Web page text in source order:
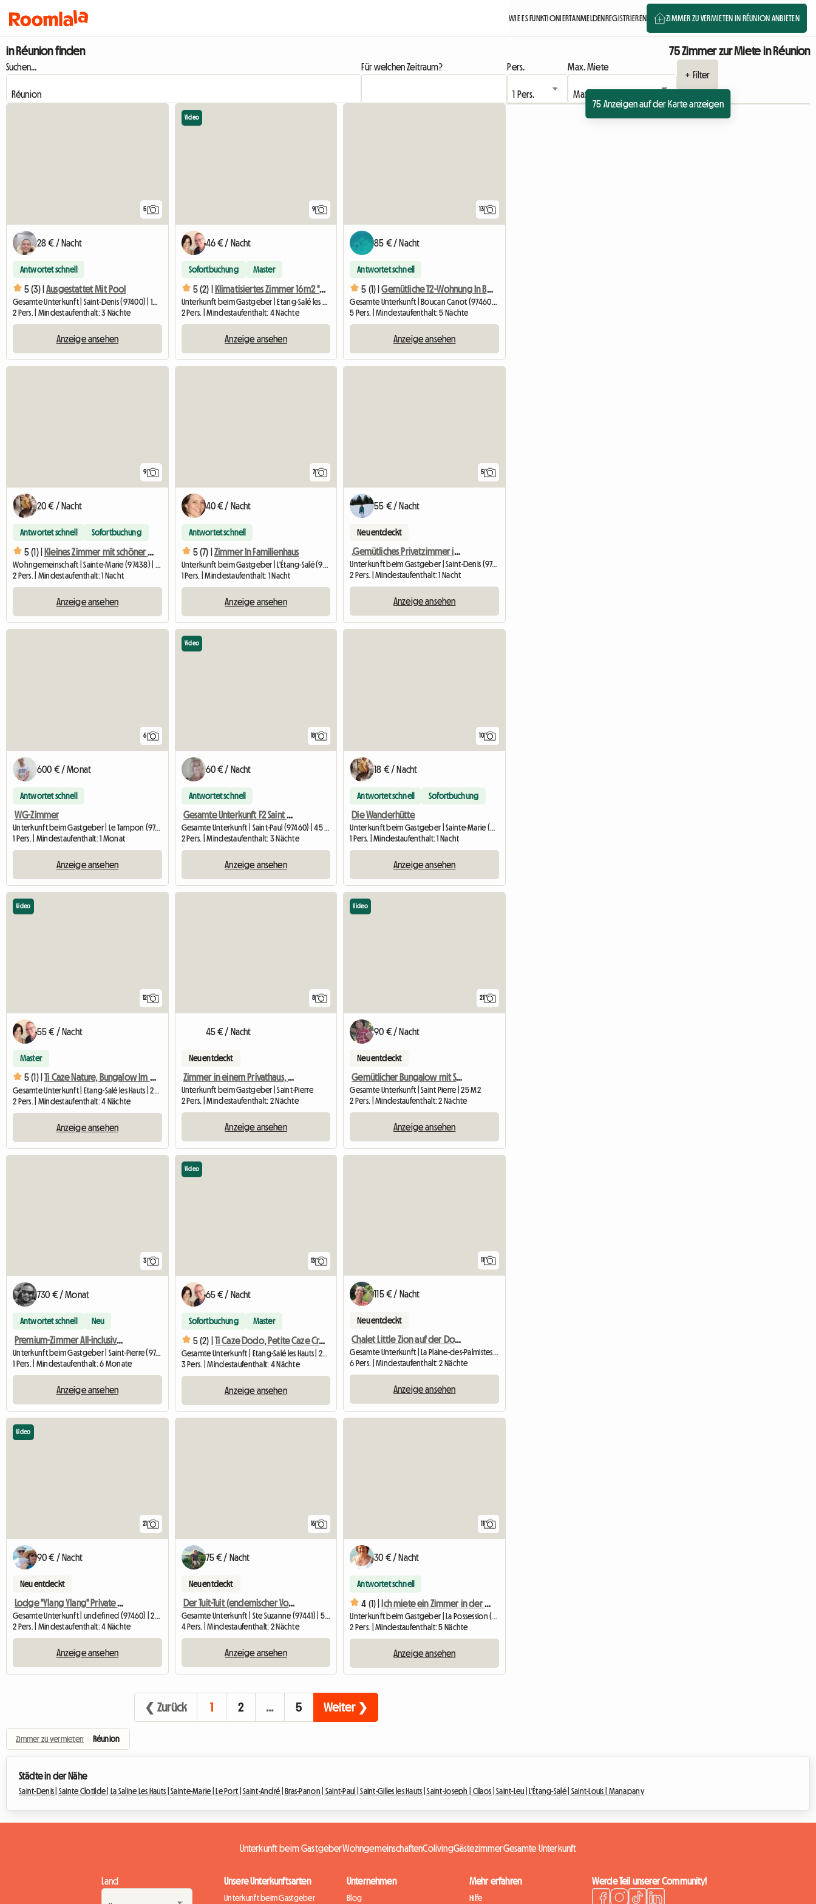
WIE ES FUNKTIONIERTANMELDENREGISTRIEREN ZIMMER ZU VERMIETEN IN RÉUNION ANBIETEN
in Réunion finden 75 Zimmer zur Miete in Réunion
Suchen... Für welchen Zeitraum? Pers.
Max. Miete
+ Filter
75 Anzeigen auf der Karte anzeigen
5
28 € / Nacht
Antwortet schnell
5 (3) | Ausgestattet Mit Pool
Gesamte Unterkunft | Saint-Denis (97400) | 14 M2
2 Pers. | Mindestaufenthalt: 3 Nächte
Anzeige ansehen
9
Video
46 € / Nacht
Sofortbuchung Master
5 (2) | Klimatisiertes Zimmer 16m2 "le Dodo Salé"
Unterkunft beim Gastgeber | Etang-Salé les Hauts | 16 M2
2 Pers. | Mindestaufenthalt: 4 Nächte
Anzeige ansehen
13
85 € / Nacht
Antwortet schnell
5 (1) | Gemütliche T2-Wohnung In Boucan Canot
Gesamte Unterkunft | Boucan Canot (97460) | 55 M2
5 Pers. | Mindestaufenthalt: 5 Nächte
Anzeige ansehen
9
20 € / Nacht
Antwortet schnell Sofortbuchung
5 (1) | Kleines Zimmer mit schöner Aussicht von der Terrasse
Wohngemeinschaft | Sainte-Marie (97438) | 12 M2
2 Pers. | Mindestaufenthalt: 1 Nacht
Anzeige ansehen
7
40 € / Nacht
Antwortet schnell
5 (7) | Zimmer In Familienhaus
Unterkunft beim Gastgeber | L'Étang-Salé (97427) | 40 M2
1 Pers. | Mindestaufenthalt: 1 Nacht
Anzeige ansehen
5
55 € / Nacht
Neu entdeckt
.Gemütliches Privatzimmer in Villa mit Whirlpool und Swimmingpool
Unterkunft beim Gastgeber | Saint-Denis (97400) | 20 M2
2 Pers. | Mindestaufenthalt: 1 Nacht
Anzeige ansehen
6
600 € / Monat
Antwortet schnell
WG-Zimmer
Unterkunft beim Gastgeber | Le Tampon (97430) | 9 M2
1 Pers. | Mindestaufenthalt: 1 Monat
Anzeige ansehen
18
Video
60 € / Nacht
Antwortet schnell
Gesamte Unterkunft F2 Saint Paul Zentrum
2 Pers. | Mindestaufenthalt: 3 Nächte
Anzeige ansehen
10
18 € / Nacht
Antwortet schnell Sofortbuchung
Die Wanderhütte
1 Pers. | Mindestaufenthalt: 1 Nacht
Anzeige ansehen
12
Video
55 € / Nacht
Master
5 (1) | Ti Caze Nature, Bungalow Im Schatten Des Baumes Des Reisenden
Gesamte Unterkunft | Etang-Salé les Hauts | 20 M2
2 Pers. | Mindestaufenthalt: 4 Nächte
Anzeige ansehen
8
45 € / Nacht
Neu entdeckt
Zimmer in einem Privathaus, Bamboo Line
Unterkunft beim Gastgeber | Saint-Pierre
2 Pers. | Mindestaufenthalt: 2 Nächte
Anzeige ansehen
21
Video
90 € / Nacht
Neu entdeckt
Gemütlicher Bungalow mit Spa und kostenloser Vorspeisenplatte
Gesamte Unterkunft | Saint Pierre | 25 M2
2 Pers. | Mindestaufenthalt: 2 Nächte
Anzeige ansehen
3
730 € / Monat
Antwortet schnell Neu
Premium-Zimmer All-inclusive – eigenes Bad – Saint-Pierre
Unterkunft beim Gastgeber | Saint-Pierre (97410) | 12 M2
1 Pers. | Mindestaufenthalt: 6 Monate
Anzeige ansehen
13
Video
65 € / Nacht
Sofortbuchung Master
5 (2) | Ti Caze Dodo, Petite Caze Creole
Gesamte Unterkunft | Etang-Salé les Hauts | 26 M2
3 Pers. | Mindestaufenthalt: 4 Nächte
Anzeige ansehen
11
115 € / Nacht
Neu entdeckt
Chalet Little Zion auf der Domaine de Baradoz
Gesamte Unterkunft | La Plaine-des-Palmistes (97431) | 65 M2
6 Pers. | Mindestaufenthalt: 2 Nächte
Anzeige ansehen
21
Video
90 € / Nacht
Neu entdeckt
Lodge "Ylang Ylang" Private Gite
Gesamte Unterkunft | undefined (97460) | 27 M2
2 Pers. | Mindestaufenthalt: 4 Nächte
Anzeige ansehen
16
75 € / Nacht
Neu entdeckt
Der Tuit-Tuit (endemischer Vogel der Insel)
Gesamte Unterkunft | Ste Suzanne (97441) | 54 M2
4 Pers. | Mindestaufenthalt: 2 Nächte
Anzeige ansehen
30 € / Nacht
Antwortet schnell
4 (1) | Ich miete ein Zimmer in der Wohnung, in der ich wohne.
Unterkunft beim Gastgeber | La Possession (97419) | 9 M2
2 Pers. | Mindestaufenthalt: 5 Nächte
Anzeige ansehen
❮ Zurück 1 2 … 5 Weiter ❯
Zimmer zu vermieten › Réunion
Städte in der Nähe
Saint-Denis | Sainte Clotilde | La Saline Les Hauts |Sainte-Marie | Le Port |Saint-André | Bras-Panon | Saint-Paul |Saint-Gilles les Hauts |Saint-Joseph | Cilaos |Saint-Leu | L'Étang-Salé | Saint-Louis | Manapany
Unterkunft beim GastgeberWohngemeinschaftenColivingGästezimmerGesamte Unterkunft
Land Unsere Unterkunftsarten
Unterkunft beim Gastgeber
Unternehmen
Blog
Mehr erfahren
Hilfe
Werde Teil unserer Community!